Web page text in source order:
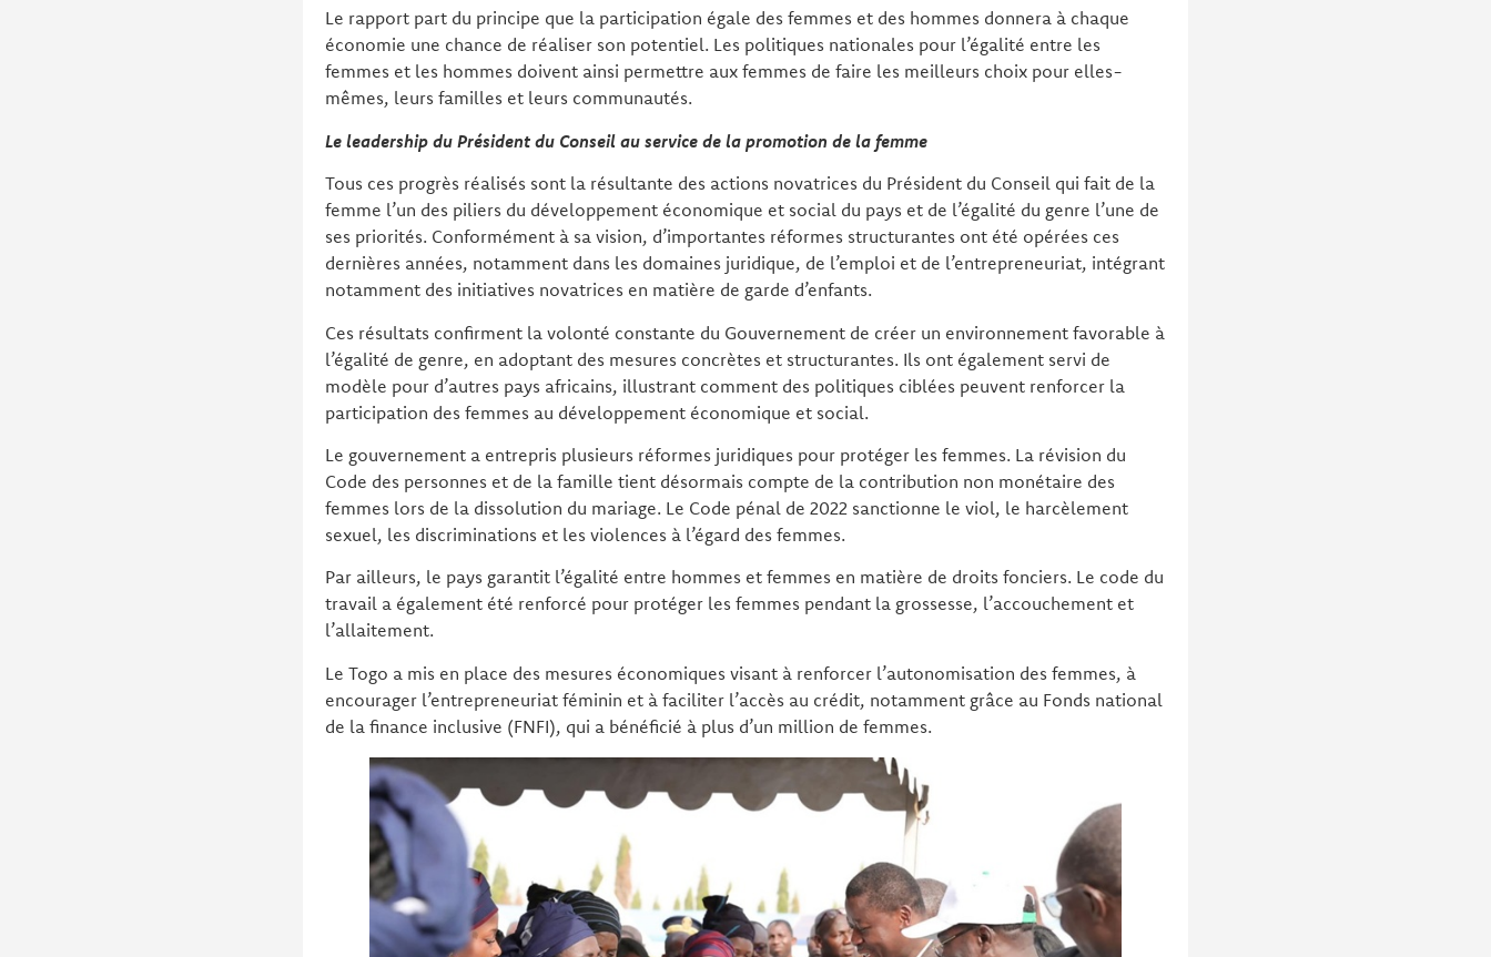
Le rapport part du principe que la participation égale des femmes et des hommes donnera à chaque
économie une chance de réaliser son potentiel. Les politiques nationales pour l’égalité entre les
femmes et les hommes doivent ainsi permettre aux femmes de faire les meilleurs choix pour elles-
mêmes, leurs familles et leurs communautés.
Le leadership du Président du Conseil au service de la promotion de la femme
Tous ces progrès réalisés sont la résultante des actions novatrices du Président du Conseil qui fait de la
femme l’un des piliers du développement économique et social du pays et de l’égalité du genre l’une de
ses priorités. Conformément à sa vision, d’importantes réformes structurantes ont été opérées ces
dernières années, notamment dans les domaines juridique, de l’emploi et de l’entrepreneuriat, intégrant
notamment des initiatives novatrices en matière de garde d’enfants.
Ces résultats confirment la volonté constante du Gouvernement de créer un environnement favorable à
l’égalité de genre, en adoptant des mesures concrètes et structurantes. Ils ont également servi de
modèle pour d’autres pays africains, illustrant comment des politiques ciblées peuvent renforcer la
participation des femmes au développement économique et social.
Le gouvernement a entrepris plusieurs réformes juridiques pour protéger les femmes. La révision du
Code des personnes et de la famille tient désormais compte de la contribution non monétaire des
femmes lors de la dissolution du mariage. Le Code pénal de 2022 sanctionne le viol, le harcèlement
sexuel, les discriminations et les violences à l’égard des femmes.
Par ailleurs, le pays garantit l’égalité entre hommes et femmes en matière de droits fonciers. Le code du
travail a également été renforcé pour protéger les femmes pendant la grossesse, l’accouchement et
l’allaitement.
Le Togo a mis en place des mesures économiques visant à renforcer l’autonomisation des femmes, à
encourager l’entrepreneuriat féminin et à faciliter l’accès au crédit, notamment grâce au Fonds national
de la finance inclusive (FNFI), qui a bénéficié à plus d’un million de femmes.